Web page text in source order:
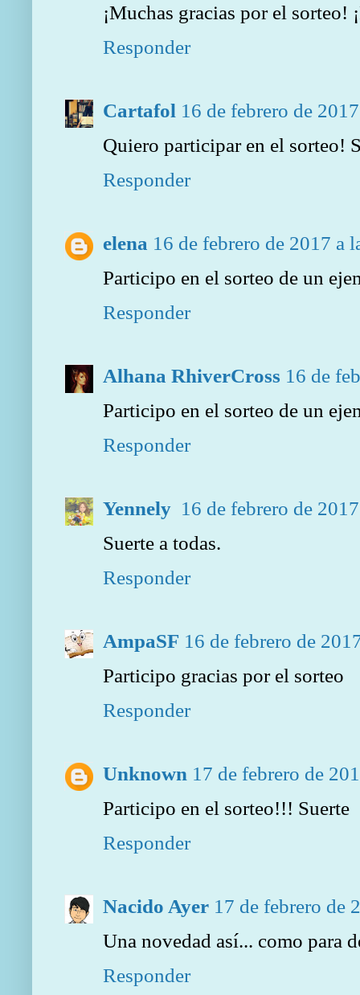
¡Muchas gracias por el sorteo!
Responder
Cartafol 16 de febrero de
Quiero participar en el sorteo!
Responder
elena 16 de febrero de 2017 a
Participo en el sorteo de un
Responder
Alhana RhiverCross 16 de
Participo en el sorteo de un
Responder
Yennely 16 de febrero de
Suerte a todas.
Responder
AmpaSF 16 de febrero de
Participo gracias por el sorteo
Responder
Unknown 17 de febrero de
Participo en el sorteo!!! Suerte
Responder
Nacido Ayer 17 de febrero de
Una novedad así... como para
Responder